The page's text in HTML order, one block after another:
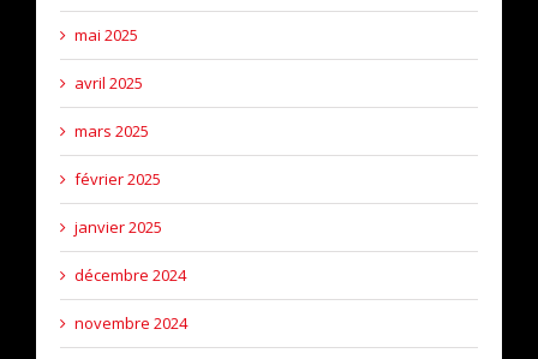
mai 2025
avril 2025
mars 2025
février 2025
janvier 2025
décembre 2024
novembre 2024